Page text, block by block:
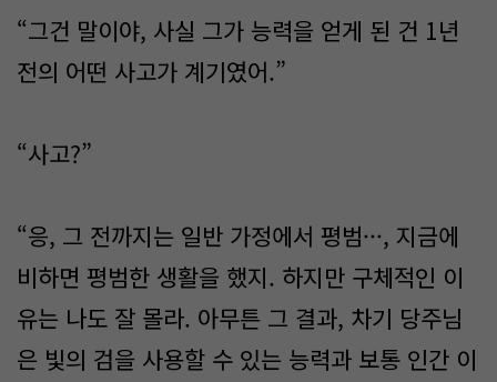
“그건 말이야, 사실 그가 능력을 얻게 된 건 1년
전의 어떤 사고가 계기였어.”
“사고?”
“응, 그 전까지는 일반 가정에서 평범···, 지금에
비하면 평범한 생활을 했지. 하지만 구체적인 이
유는 나도 잘 몰라. 아무튼 그 결과, 차기 당주님
은 빛의 검을 사용할 수 있는 능력과 보통 인간 이